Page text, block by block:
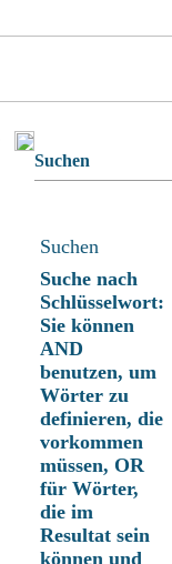
Suchen
Suchen
Suche nach
Schlüsselwort:
Sie können
AND
benutzen, um
Wörter zu
definieren, die
vorkommen
müssen, OR
für Wörter,
die im
Resultat sein
können und